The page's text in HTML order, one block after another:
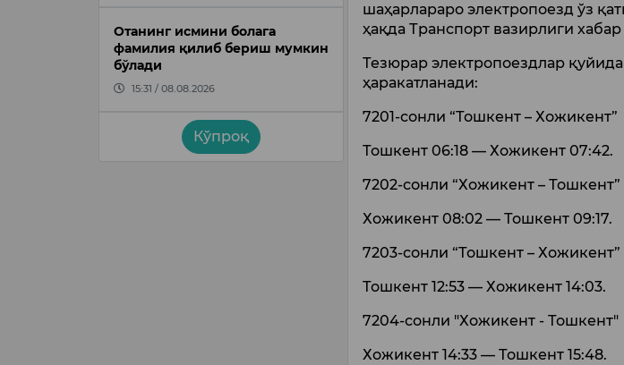
Отанинг исмини болага
фамилия қилиб бериш мумкин
бўлади
15:31 / 08.08.2026
Кўпроқ
шаҳарлараро электропоезд ўз
ҳақда Транспорт вазирлиги
Тезюрар электропоездлар
ҳаракатланади:
7201-сонли “Тошкент – Хожикент”
Тошкент 06:18 — Хожикент 07:42.
7202-сонли “Хожикент – Тошкент”
Хожикент 08:02 — Тошкент 09:17.
7203-сонли “Тошкент – Хожикент”
Тошкент 12:53 — Хожикент 14:03.
7204-сонли "Хожикент - Тошкент"
Хожикент 14:33 — Тошкент 15:48.